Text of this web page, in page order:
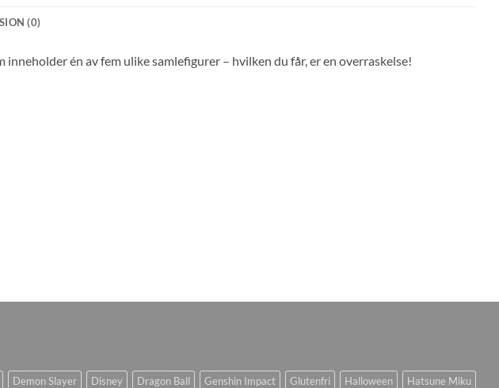
(0)
én av fem ulike samlefigurer – hvilken du får, er en overraskelse!
Demon Slayer Disney Dragon Ball Genshin Impact Glutenfri Halloween
Hatsune Miku